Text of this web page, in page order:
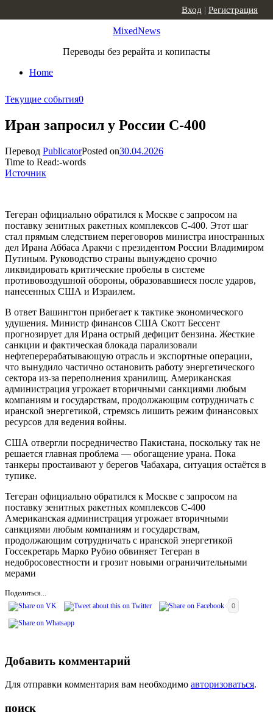
MixedNews
Переводы без рерайта и копипасты
Home
Вход | Регистрация
Текущие события0
Иран запросил у России С-400
Перевод PublicatorPosted on30.04.2026
Time to Read:-words
Источник
Тегеран официально обратился к Москве с запросом на
поставку зенитных ракетных комплексов С-400. Этот шаг
стал прямым следствием переговоров министра иностранных
дел Ирана Аббаса Аракчи с президентом России Владимиром
Путиным. Руководство страны вынуждено срочно
ликвидировать критические пробелы в системе
противовоздушной обороны, образовавшиеся после ударов,
нанесенных США и Израилем.
В ответ Вашингтон прибегает к тактике экономического
удушения. Министр финансов США Скотт Бессент
прогнозирует для Ирана острый дефицит бензина. Жесткие
санкции и фактическая блокада парализовали
нефтеперерабатывающую отрасль и экспортные операции,
что вынудило частично остановить работу энергетического
сектора из-за переполнения хранилищ. Американская
администрация угрожает вторичными санкциями любым
компаниям и государствам, продолжающим сотрудничать с
иранской энергетикой, стремясь лишить режим финансовых
ресурсов для ведения войны.
США отвергли посредничество Пакистана, поскольку так не
решается главная проблема — обогащение урана. Пока
танкеры простаивают у берегов Чабахара, ситуация остаётся в
тупике.
Тегеран официально обратился к Москве с запросом на
поставку зенитных ракетных комплексов С-400
Американская администрация угрожает вторичными
санкциями любым компаниям и государствам,
продолжающим сотрудничать с иранской энергетикой
Госсекретарь Марко Рубио обвиняет Тегеран в
недобросовестности и грозит новыми ограничительными
мерами
Поделиться...
0
Добавить комментарий
Для отправки комментария вам необходимо авторизоваться.
поиск